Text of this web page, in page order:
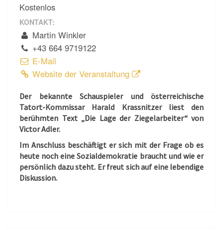
Kostenlos
KONTAKT:
Martin Winkler
+43 664 9719122
E-Mail
Website der Veranstaltung
Der bekannte Schauspieler und österreichische
Tatort-Kommissar Harald Krassnitzer liest den
berühmten Text „Die Lage der Ziegelarbeiter“ von
Victor Adler.
Im Anschluss beschäftigt er sich mit der Frage ob es
heute noch eine Sozialdemokratie braucht und wie er
persönlich dazu steht. Er freut sich auf eine lebendige
Diskussion.